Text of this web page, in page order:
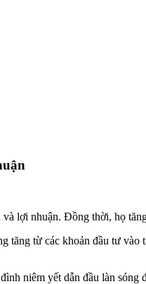
lợi nhuận. Đồng thời, họ
từ các khoản đầu tư
niêm yết dẫn đầu làn